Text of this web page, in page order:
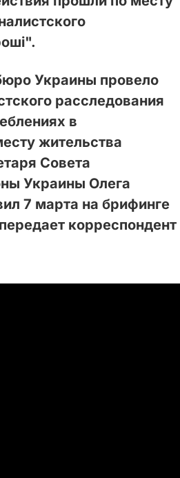
Украины провело
расследования
в
жительства
Совета
Украины Олега
7 марта на брифинге
корреспондент